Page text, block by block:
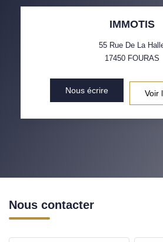
IMMOTIS
55 Rue De La
17450 FOURAS
Nous écrire Voir
Nous contacter